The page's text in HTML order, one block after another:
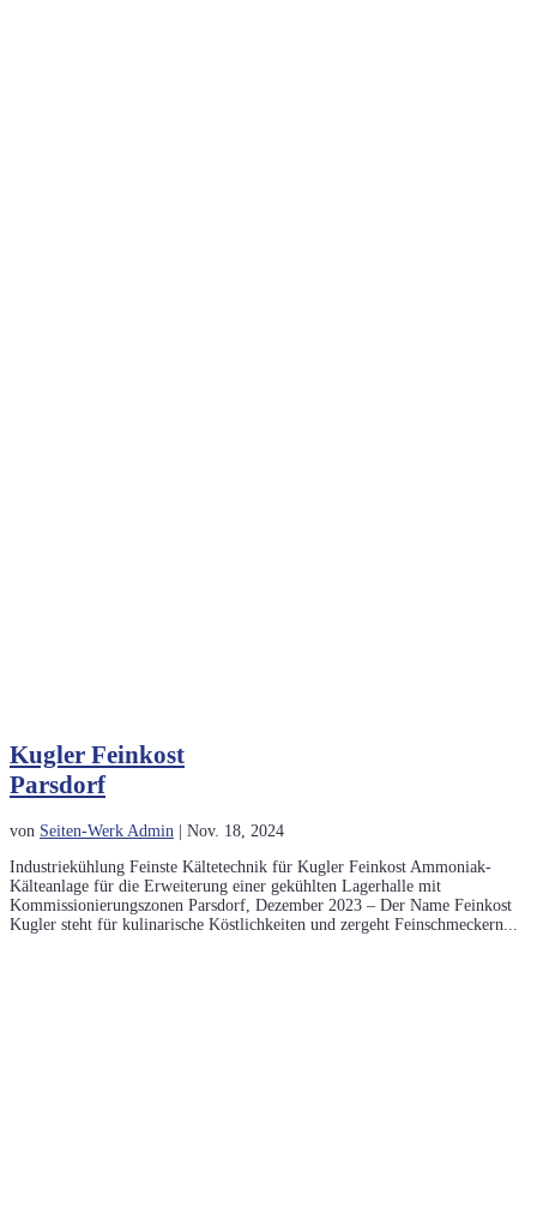
Kugler Feinkost
Parsdorf
von Seiten-Werk Admin | Nov. 18, 2024
Industriekühlung Feinste Kältetechnik für Kugler Feinkost Ammoniak-
Kälteanlage für die Erweiterung einer gekühlten Lagerhalle mit
Kommissionierungszonen Parsdorf, Dezember 2023 – Der Name Feinkost
Kugler steht für kulinarische Köstlichkeiten und zergeht Feinschmeckern...